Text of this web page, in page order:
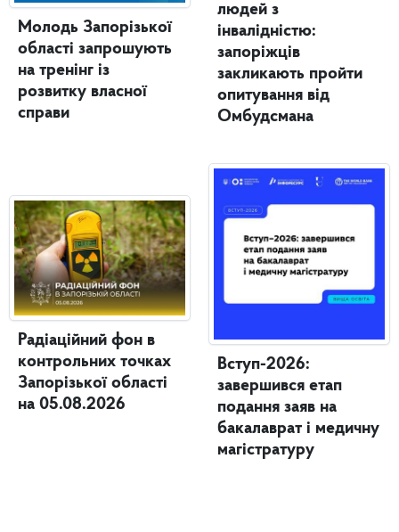
Молодь Запорізької
області запрошують
на тренінг із
розвитку власної
справи
Радіаційний фон в
контрольних точках
Запорізької області
на 05.08.2026
людей з
інвалідністю:
запоріжців
закликають пройти
опитування від
Омбудсмана
Вступ-2026:
завершився етап
подання заяв на
бакалаврат і медичну
магістратуру